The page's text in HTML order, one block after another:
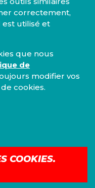
correctement,
utilisé et
que nous
de
modifier vos
cookies.
COOKIES.
Vandervelde se
les questions d'ordre
politique,